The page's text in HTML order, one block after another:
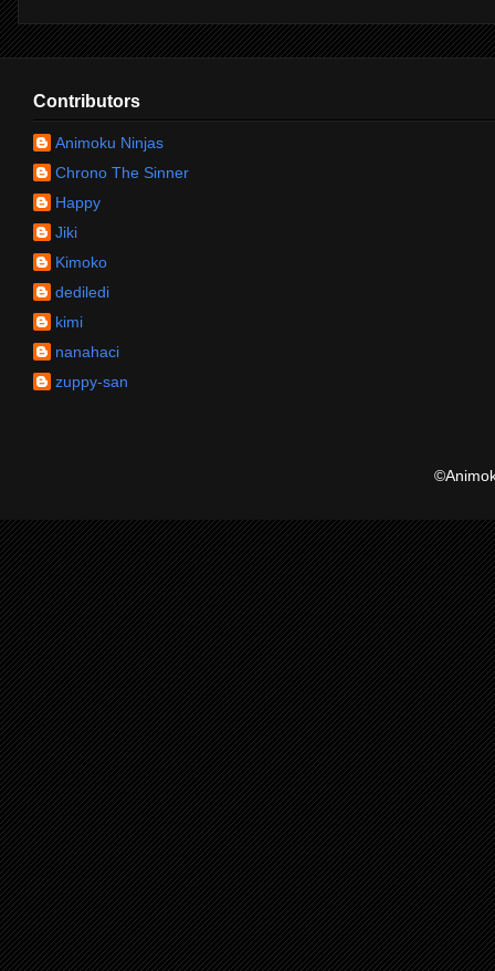
Contributors
Animoku Ninjas
Chrono The Sinner
Happy
Jiki
Kimoko
dediledi
kimi
nanahaci
zuppy-san